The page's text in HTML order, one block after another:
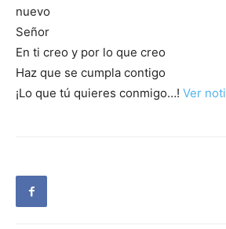
nuevo
Señor
En ti creo y por lo que creo
Haz que se cumpla contigo
¡Lo que tú quieres conmigo…! Ver